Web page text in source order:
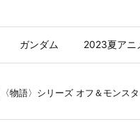
ガンダム 2023夏アニ
〈物語〉シリーズ オフ＆モンス